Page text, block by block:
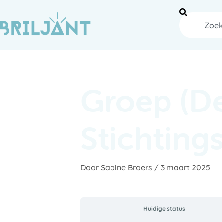
de
inhoud
Zoeken
Door Sabine Broers / 3 maart 2025
Huidige status